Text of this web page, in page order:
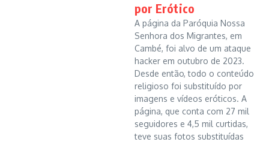
por Erótico
A página da Paróquia Nossa
Senhora dos Migrantes, em
Cambé, foi alvo de um ataque
hacker em outubro de 2023.
Desde então, todo o conteúdo
religioso foi substituído por
imagens e vídeos eróticos. A
página, que conta com 27 mil
seguidores e 4,5 mil curtidas,
teve suas fotos substituídas